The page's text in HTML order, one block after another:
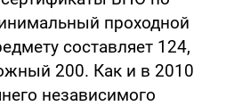
проходной
составляет 124,
200. Как и в 2010
независимого